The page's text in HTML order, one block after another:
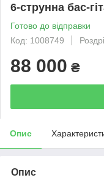
6-струнна бас-
Готово до відправки
Код: 1008749
88 000 ₴
Опис
Опис